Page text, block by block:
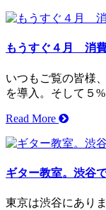
もうすぐ４月 消費
いつもご覧の皆様
を導入。そして５
Read More
ギター教室。渋谷
東京は渋谷にあり